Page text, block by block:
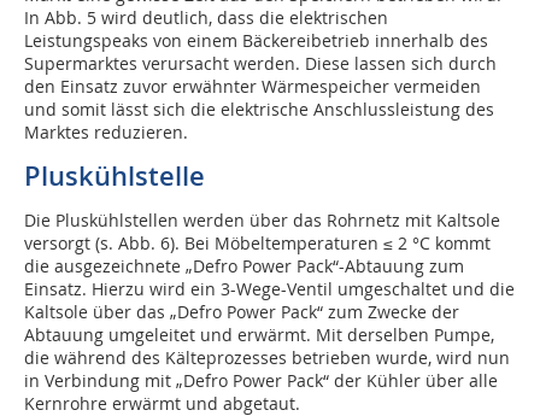
In Abb. 5 wird deutlich, dass die elek­trischen
Leistungspeaks von einem Bäckereibetrieb innerhalb des
Supermarktes verursacht werden. Diese lassen sich durch
den Einsatz zuvor erwähnter Wärmespeicher vermeiden
und somit lässt sich die elektrische Anschlussleistung des
Marktes reduzieren.
Pluskühlstelle
Die Pluskühlstellen werden über das Rohrnetz mit Kaltsole
versorgt (s. Abb. 6). Bei Möbeltemperaturen ≤ 2 °C kommt
die ausgezeichnete „Defro Power Pack“-Abtauung zum
Einsatz. Hierzu wird ein 3-Wege-Ventil umgeschaltet und die
Kaltsole über das „Defro Power Pack“ zum Zwecke der
Abtauung umgeleitet und erwärmt. Mit derselben Pumpe,
die während des Kälteprozesses betrieben wurde, wird nun
in Verbindung mit „Defro Power Pack“ der Kühler über alle
Kernrohre erwärmt und abgetaut.